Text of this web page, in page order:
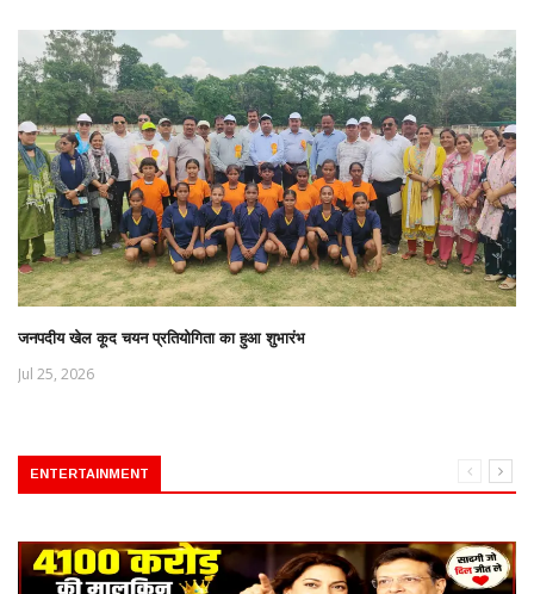
जनपदीय खेल कूद चयन प्रतियोगिता का हुआ शुभारंभ
Jul 25, 2026
ENTERTAINMENT